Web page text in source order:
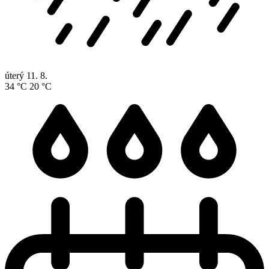
úterý 11. 8.
34 °C 20 °C